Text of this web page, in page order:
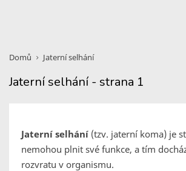
Domů Jaterní selhání
Jaterní selhání - strana 1
Jaterní selhání (tzv. jaterní koma) je
nemohou plnit své funkce, a tím
rozvratu v organismu.